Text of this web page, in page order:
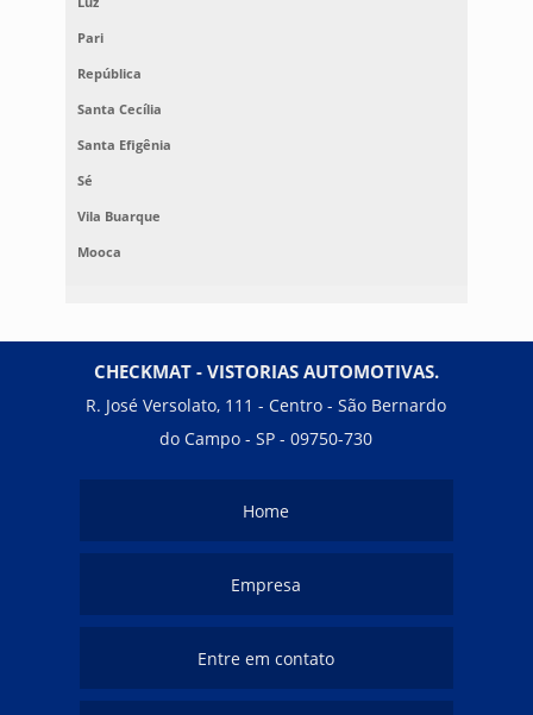
Pari
República
Santa Cecília
Santa Efigênia
Sé
Vila Buarque
Mooca
CHECKMAT - VISTORIAS AUTOMOTIVAS.
R. José Versolato, 111 - Centro - São Bernardo
do Campo - SP - 09750-730
Home
Empresa
Entre em contato